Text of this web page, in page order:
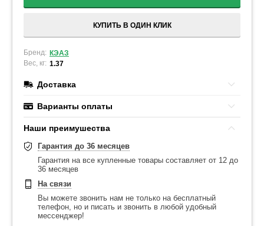
КУПИТЬ В ОДИН КЛИК
Бренд: КЭАЗ
Вес, кг: 1.37
Доставка
Варианты оплаты
Наши преимушества
Гарантия до 36 месяцев
Гарантия на все купленные товары составляет от 12 до
36 месяцев
На связи
Вы можете звонить нам не только на бесплатный
телефон, но и писать и звонить в любой удобный
мессенджер!